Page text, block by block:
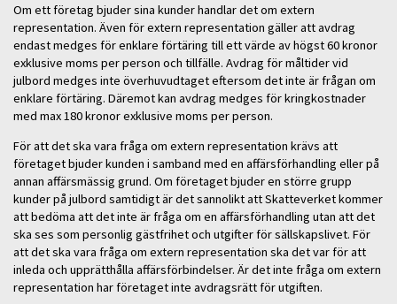
Om ett företag bjuder sina kunder handlar det om extern
representation. Även för extern representation gäller att avdrag
endast medges för enklare förtäring till ett värde av högst 60 kronor
exklusive moms per person och tillfälle. Avdrag för måltider vid
julbord medges inte överhuvudtaget eftersom det inte är frågan om
enklare förtäring. Däremot kan avdrag medges för kringkostnader
med max 180 kronor exklusive moms per person.
För att det ska vara fråga om extern representation krävs att
företaget bjuder kunden i samband med en affärsförhandling eller på
annan affärsmässig grund. Om företaget bjuder en större grupp
kunder på julbord samtidigt är det sannolikt att Skatteverket kommer
att bedöma att det inte är fråga om en affärsförhandling utan att det
ska ses som personlig gästfrihet och utgifter för sällskapslivet. För
att det ska vara fråga om extern representation ska det var för att
inleda och upprätthålla affärsförbindelser. Är det inte fråga om extern
representation har företaget inte avdragsrätt för utgiften.